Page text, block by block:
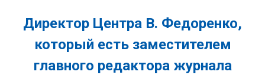
Директор Центра В. Федоренко,
который есть заместителем
главного редактора журнала